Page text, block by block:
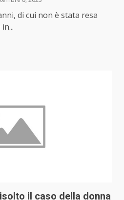
di cui non è stata resa
il caso della donna